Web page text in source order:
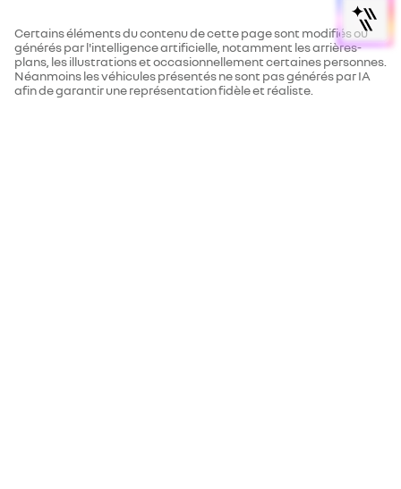
Certains éléments du contenu de cette page sont modifiés ou
générés par l'intelligence artificielle, notamment les arrières-
plans, les illustrations et occasionnellement certaines personnes.
Néanmoins les véhicules présentés ne sont pas générés par IA
afin de garantir une représentation fidèle et réaliste.